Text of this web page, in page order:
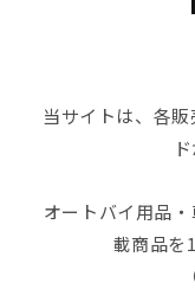
当サイトは、各
オートバイ用品
載商品を